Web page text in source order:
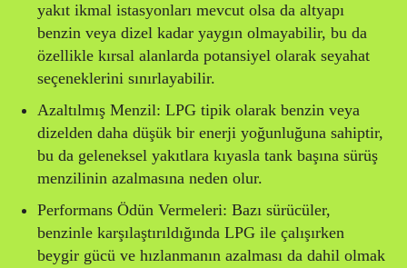
yakıt ikmal istasyonları mevcut olsa da altyapı
benzin veya dizel kadar yaygın olmayabilir, bu da
özellikle kırsal alanlarda potansiyel olarak seyahat
seçeneklerini sınırlayabilir.
Azaltılmış Menzil: LPG tipik olarak benzin veya
dizelden daha düşük bir enerji yoğunluğuna sahiptir,
bu da geleneksel yakıtlara kıyasla tank başına sürüş
menzilinin azalmasına neden olur.
Performans Ödün Vermeleri: Bazı sürücüler,
benzinle karşılaştırıldığında LPG ile çalışırken
beygir gücü ve hızlanmanın azalması da dahil olmak